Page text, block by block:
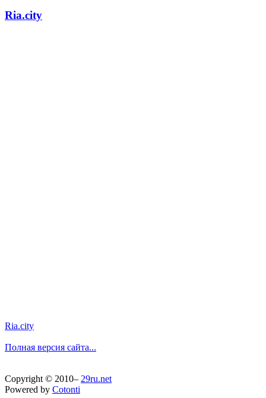
Ria.city
Ria.city
Полная версия сайта...
Copyright © 2010– 29ru.net
Powered by Cotonti